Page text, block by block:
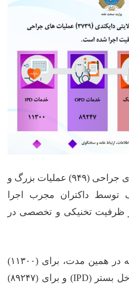
جراحی‌ (۹۴۹)
عملیات بزرگ و
توسط داکتران مجرب اجرا
ظرفیت تخنیکی و تخصصی در
در همین مدت، برای (۱۱۳۰۰)
بستر (IPD) و برای (۸۹۲۴۷)